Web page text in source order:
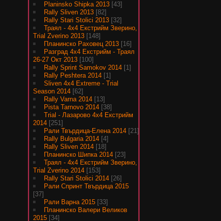
Planinsko Shipka 2013 [43]
Rally Sliven 2013 [82]
Rally Stari Stolici 2013 [32]
Траял - 4х4 Екстрийм Зверино,
Trial Zverino 2013 [148]
Планинско Раховец 2013 [16]
Разград 4х4 Екстрийм - Траял
26-27 Окт 2013 [100]
Rally Sprint Samokov 2014 [1]
Rally Peshtera 2014 [1]
Sliven 4x4 Extreme - Trial
Season 2014 [62]
Rally Varna 2014 [13]
Pista Tarnovo 2014 [38]
Trial - Лазарово 4х4 Екстрийм
2014 [251]
Рали Твърдица-Елена 2014 [21]
Rally Bulgaria 2014 [4]
Rally Sliven 2014 [18]
Планинско Шипка 2014 [23]
Траял - 4х4 Екстрийм Зверино,
Trial Zverino 2014 [153]
Rally Stari Stolici 2014 [26]
Рали Спринт Твърдица 2015
[37]
Рали Варна 2015 [33]
Планинско Валери Великов
2015 [34]